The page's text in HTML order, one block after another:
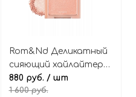
Rom&Nd Деликатный
сияющий хайлайтер
для лица, оттенок 01
Sunkissed Veil, See-
880 руб. / шт
1 600 руб.